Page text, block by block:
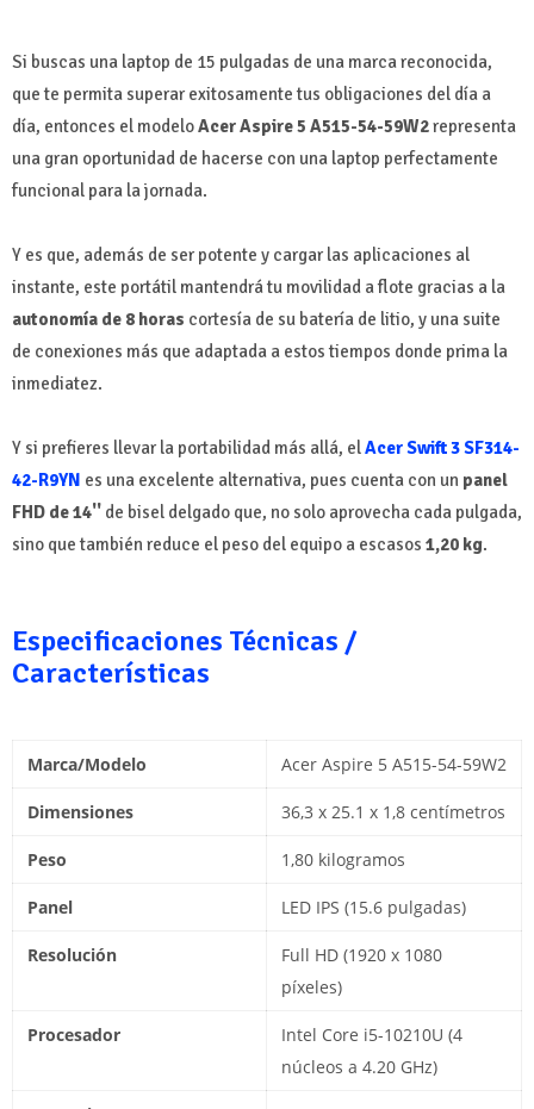
Si buscas una laptop de 15 pulgadas de una marca reconocida,
que te permita superar exitosamente tus obligaciones del día a
día, entonces el modeloAcer Aspire 5 A515-54-59W2representa
una gran oportunidad de hacerse con una laptop perfectamente
funcional para la jornada.
Y es que, además de ser potente y cargar las aplicaciones al
instante, este portátil mantendrá tu movilidad a flote gracias a la
autonomía de 8 horas cortesía de su batería de litio, y una suite
de conexiones más que adaptada a estos tiempos donde prima la
inmediatez.
Y si prefieres llevar la portabilidad más allá, elAcer Swift 3 SF314-
42-R9YN es una excelente alternativa, pues cuenta con un panel
FHD de 14'' de bisel delgado que, no solo aprovecha cada pulgada,
sino que también reduce el peso del equipo a escasos 1,20 kg.
Especificaciones Técnicas /
Características
Marca/Modelo Acer Aspire 5 A515-54-59W2
Dimensiones 36,3 x 25.1 x 1,8 centímetros
Peso 1,80 kilogramos
Panel LED IPS (15.6 pulgadas)
Resolución
Full HD (1920 x 1080
píxeles)
Procesador
Intel Core i5-10210U (4
núcleos a 4.20 GHz)